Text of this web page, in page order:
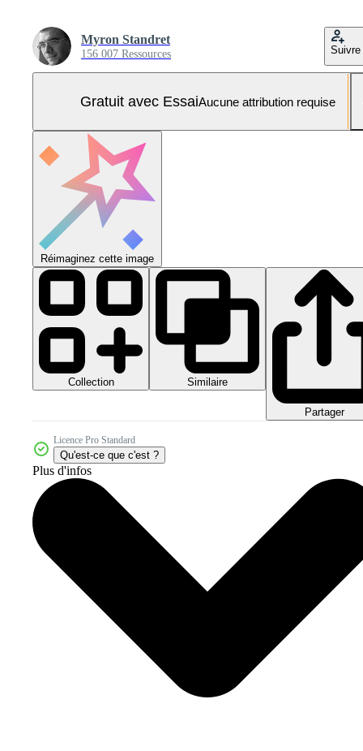
Myron Standret
156 007 Ressources Suivre
Gratuit avec EssaiAucune attribution requise
Réimaginez cette image
Collection Similaire
Partager
Licence Pro Standard
Qu'est-ce que c'est ?
Plus d'infos